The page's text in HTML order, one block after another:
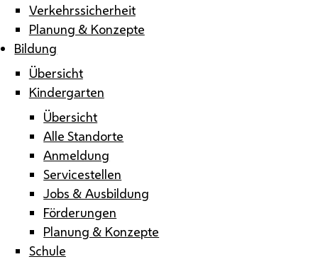
Verkehrssicherheit
Planung & Konzepte
Bildung
Übersicht
Kindergarten
Übersicht
Alle Standorte
Anmeldung
Servicestellen
Jobs & Ausbildung
Förderungen
Planung & Konzepte
Schule